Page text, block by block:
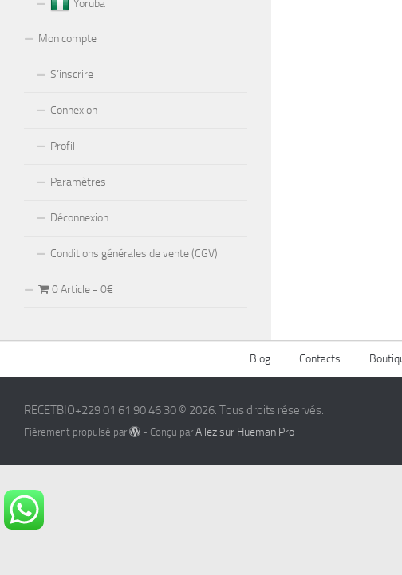
Yoruba
Mon compte
S’inscrire
Connexion
Profil
Paramètres
Déconnexion
Conditions générales de vente (CGV)
0 Article 0€
Blog Contacts
RECETBIO+229 01 61 90 46 30 © 2026. Tous droits réservés.
Fièrement propulsé par - Conçu par Allez sur Hueman Pro